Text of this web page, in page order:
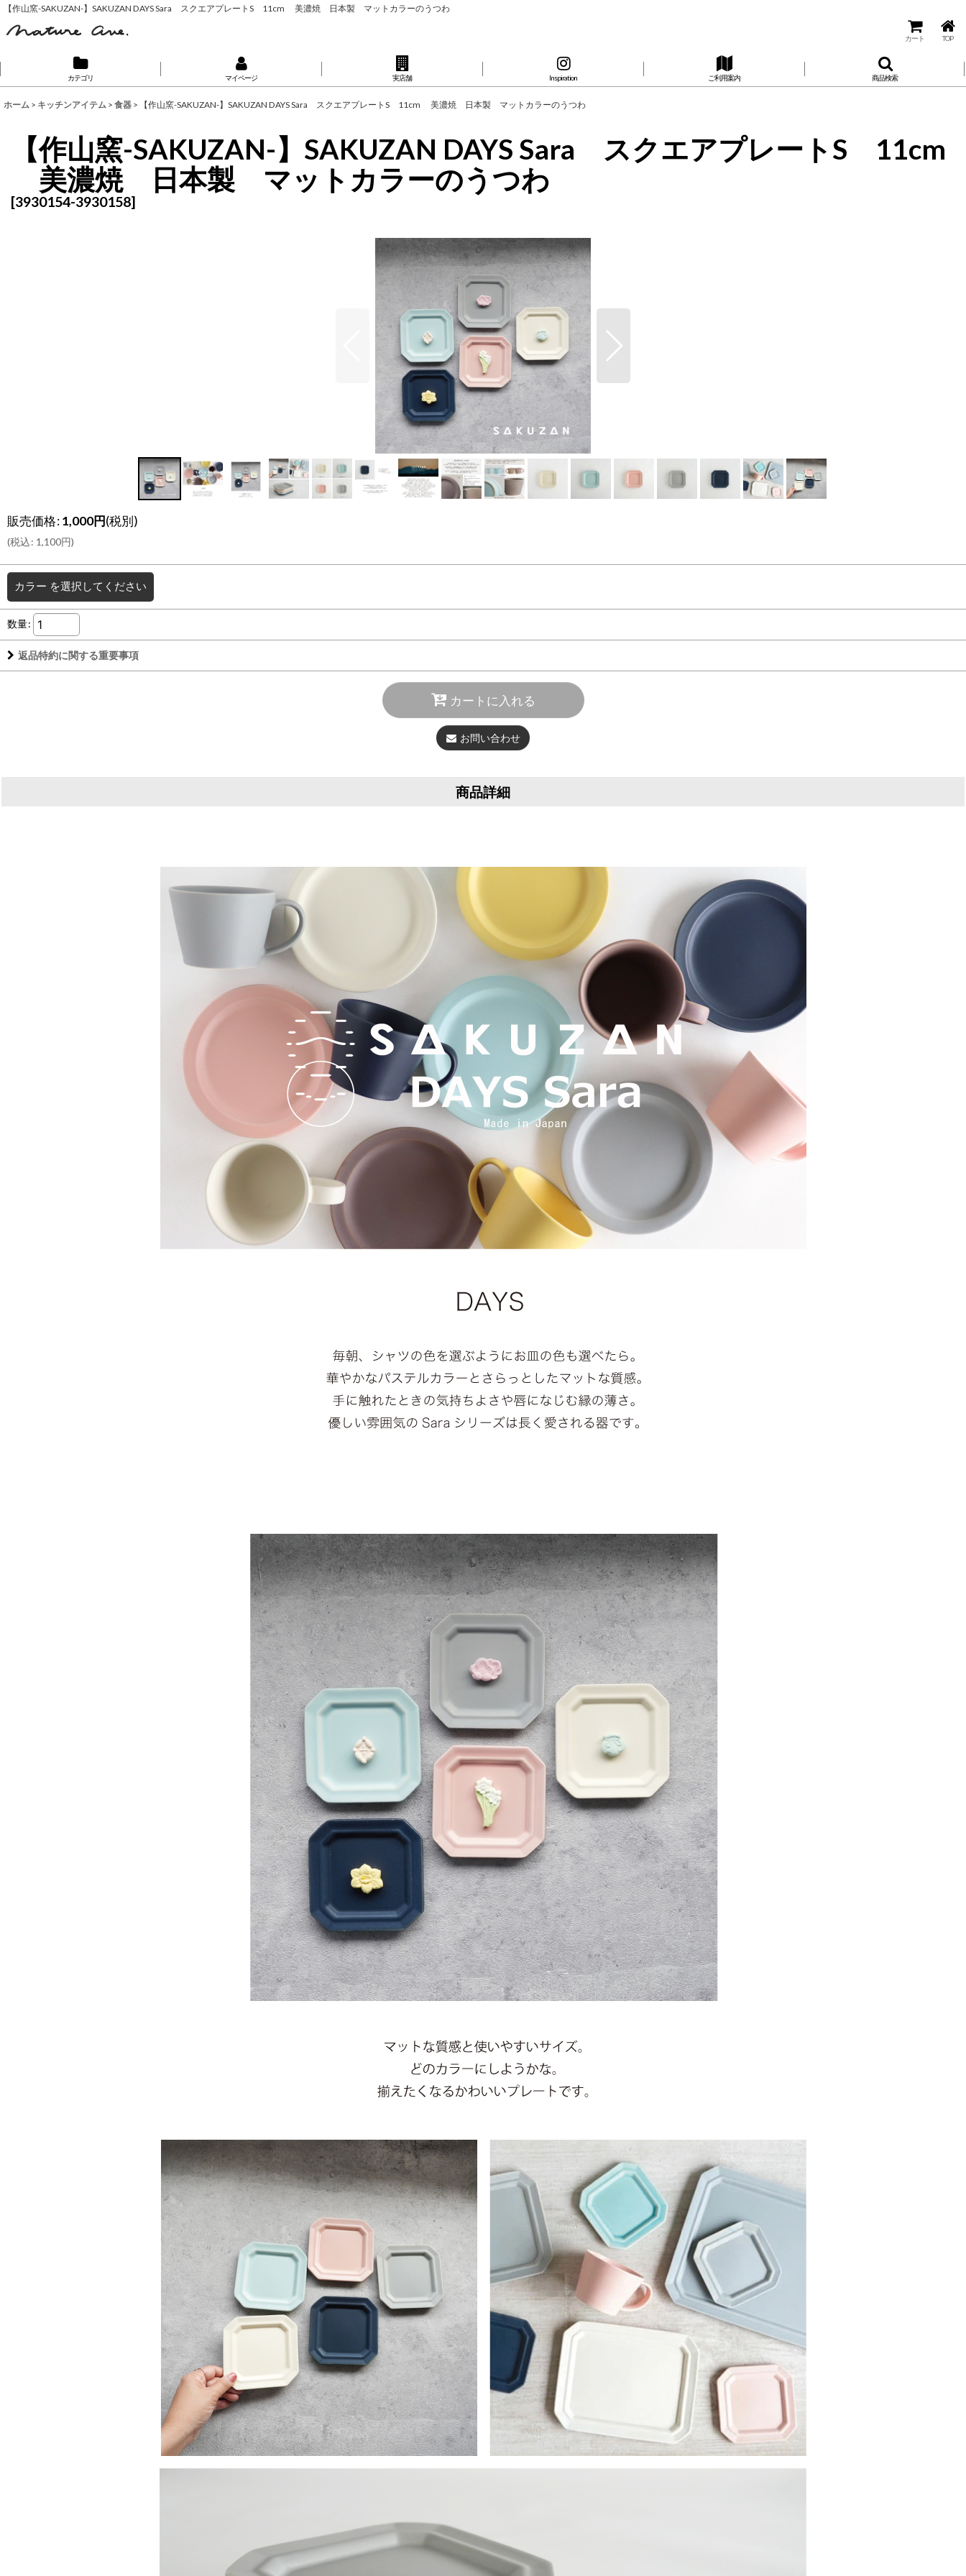
【作山窯-SAKUZAN-】SAKUZAN DAYS Sara スクエアプレートS 11cm 美濃焼 日本製 マットカラーのうつわ
カート TOP
カテゴリ マイページ 実店舗 Inspiration ご利用案内 商品検索
ホーム > キッチンアイテム > 食器 > 【作山窯-SAKUZAN-】SAKUZAN DAYS Sara スクエアプレートS 11cm 美濃焼 日本製 マットカラーのうつわ
【作山窯-SAKUZAN-】SAKUZAN DAYS Sara スクエアプレートS 11cm
美濃焼 日本製 マットカラーのうつわ
[3930154-3930158]
販売価格:1,000円(税別)
(税込: 1,100円)
カラー を選択してください
数量:
返品特約に関する重要事項
カートに入れる
お問い合わせ
商品詳細